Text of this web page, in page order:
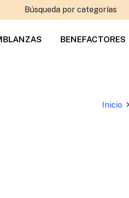
Búsqueda por categorías
BENEFACTORES
Inicio